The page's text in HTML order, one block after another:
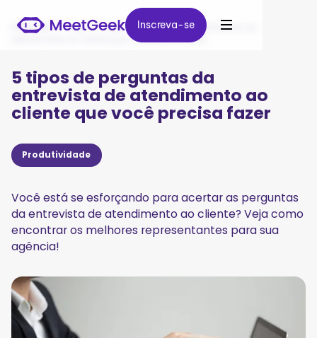
Inscreva-se
Inscreva-se
MeetGeek / Blog / 5 tipos de perguntas da entrevista de
atendimento ao cliente que você precisa fazer
5 tipos de perguntas da
entrevista de atendimento ao
cliente que você precisa fazer
Produtividade
Você está se esforçando para acertar as perguntas
da entrevista de atendimento ao cliente? Veja como
encontrar os melhores representantes para sua
agência!